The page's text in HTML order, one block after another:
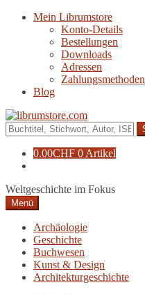
Navigation
Zum
Mein Librumstore
Konto-Details
Bestellungen
Downloads
Adressen
Zahlungsmethoden
Blog
Suche
nach:
0.00CHF 0 Artikel
Weltgeschichte im Fokus
Menü
Archäologie
Geschichte
Buchwesen
Kunst & Design
Architekturgeschichte